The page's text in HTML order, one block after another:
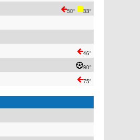
50° 33°
46°
90°
75°